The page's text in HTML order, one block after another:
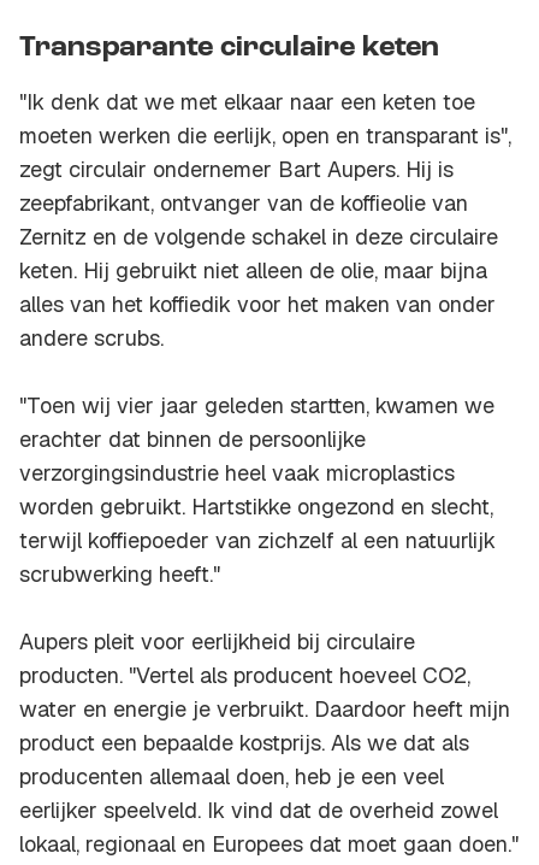
Transparante circulaire keten
"Ik denk dat we met elkaar naar een keten toe
moeten werken die eerlijk, open en transparant is",
zegt circulair ondernemer Bart Aupers. Hij is
zeepfabrikant, ontvanger van de koffieolie van
Zernitz en de volgende schakel in deze circulaire
keten. Hij gebruikt niet alleen de olie, maar bijna
alles van het koffiedik voor het maken van onder
andere scrubs.
"Toen wij vier jaar geleden startten, kwamen we
erachter dat binnen de persoonlijke
verzorgingsindustrie heel vaak microplastics
worden gebruikt. Hartstikke ongezond en slecht,
terwijl koffiepoeder van zichzelf al een natuurlijk
scrubwerking heeft."
Aupers pleit voor eerlijkheid bij circulaire
producten. "Vertel als producent hoeveel CO2,
water en energie je verbruikt. Daardoor heeft mijn
product een bepaalde kostprijs. Als we dat als
producenten allemaal doen, heb je een veel
eerlijker speelveld. Ik vind dat de overheid zowel
lokaal, regionaal en Europees dat moet gaan doen."